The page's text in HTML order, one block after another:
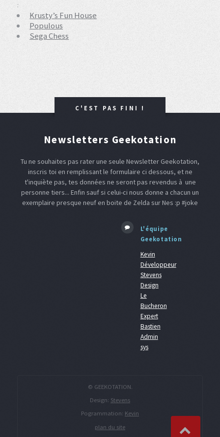
:
Krusty’s Fun House
Populous
Sega Chess
C'EST PAS FINI !
Newsletters Geekotation
Tu ne souhaites pas rater une seule Newsletter Geekotation,
inscris toi en remplissant le formulaire ci dessous, et ne
t'inquiète pas, tes données ne seront pas revendus à une
personne tiers... Enfin sauf si celui-ci nous donne a chacun un
exemplaire presque neuf en boite de Zelda sur Nes :p #joke
L'équipe
Geekotation
Kevin
Développeur
Stevens
Design
Le
Bucheron
Expert
Bastien
Admin
sys
© GEEKOTATION.
Design: Stevens
Pogrammation: Kevin
plan du site